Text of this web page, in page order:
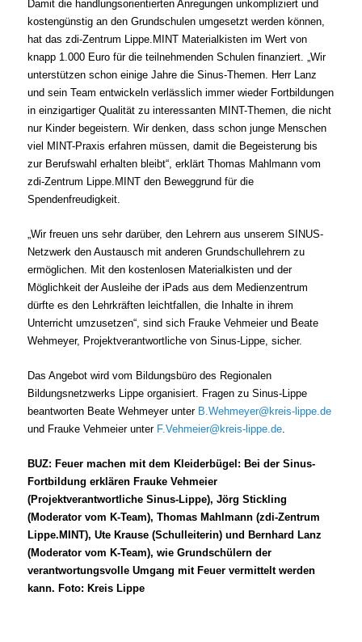
Damit die handlungsorientierten Anregungen unkompliziert und
kostengünstig an den Grundschulen umgesetzt werden können,
hat das zdi-Zentrum Lippe.MINT Materialkisten im Wert von
knapp 1.000 Euro für die teilnehmenden Schulen finanziert. „Wir
unterstützen schon einige Jahre die Sinus-Themen. Herr Lanz
und sein Team entwickeln verlässlich immer wieder Fortbildungen
in einzigartiger Qualität zu interessanten MINT-Themen, die nicht
nur Kinder begeistern. Wir denken, dass schon junge Menschen
viel MINT-Praxis erfahren müssen, damit die Begeisterung bis
zur Berufswahl erhalten bleibt“, erklärt Thomas Mahlmann vom
zdi-Zentrum Lippe.MINT den Beweggrund für die
Spendenfreudigkeit.
„Wir freuen uns sehr darüber, den Lehrern aus unserem SINUS-
Netzwerk den Austausch mit anderen Grundschullehrern zu
ermöglichen. Mit den kostenlosen Materialkisten und der
Möglichkeit der Ausleihe der iPads aus dem Medienzentrum
dürfte es den Lehrkräften leichtfallen, die Inhalte in ihrem
Unterricht umzusetzen“, sind sich Frauke Vehmeier und Beate
Wehmeyer, Projektverantwortliche von Sinus-Lippe, sicher.
Das Angebot wird vom Bildungsbüro des Regionalen
Bildungsnetzwerks Lippe organisiert. Fragen zu Sinus-Lippe
beantworten Beate Wehmeyer unter B.Wehmeyer@kreis-lippe.de
und Frauke Vehmeier unter F.Vehmeier@kreis-lippe.de
BUZ: Feuer machen mit dem Kleiderbügel: Bei der Sinus-
Fortbildung erklären Frauke Vehmeier
(Projektverantwortliche Sinus-Lippe), Jörg Stickling
(Moderator vom K-Team), Thomas Mahlmann (zdi-Zentrum
Lippe.MINT), Ute Krause (Schulleiterin) und Bernhard Lanz
(Moderator vom K-Team), wie Grundschülern der
verantwortungsvolle Umgang mit Feuer vermittelt werden
kann. Foto: Kreis Lippe